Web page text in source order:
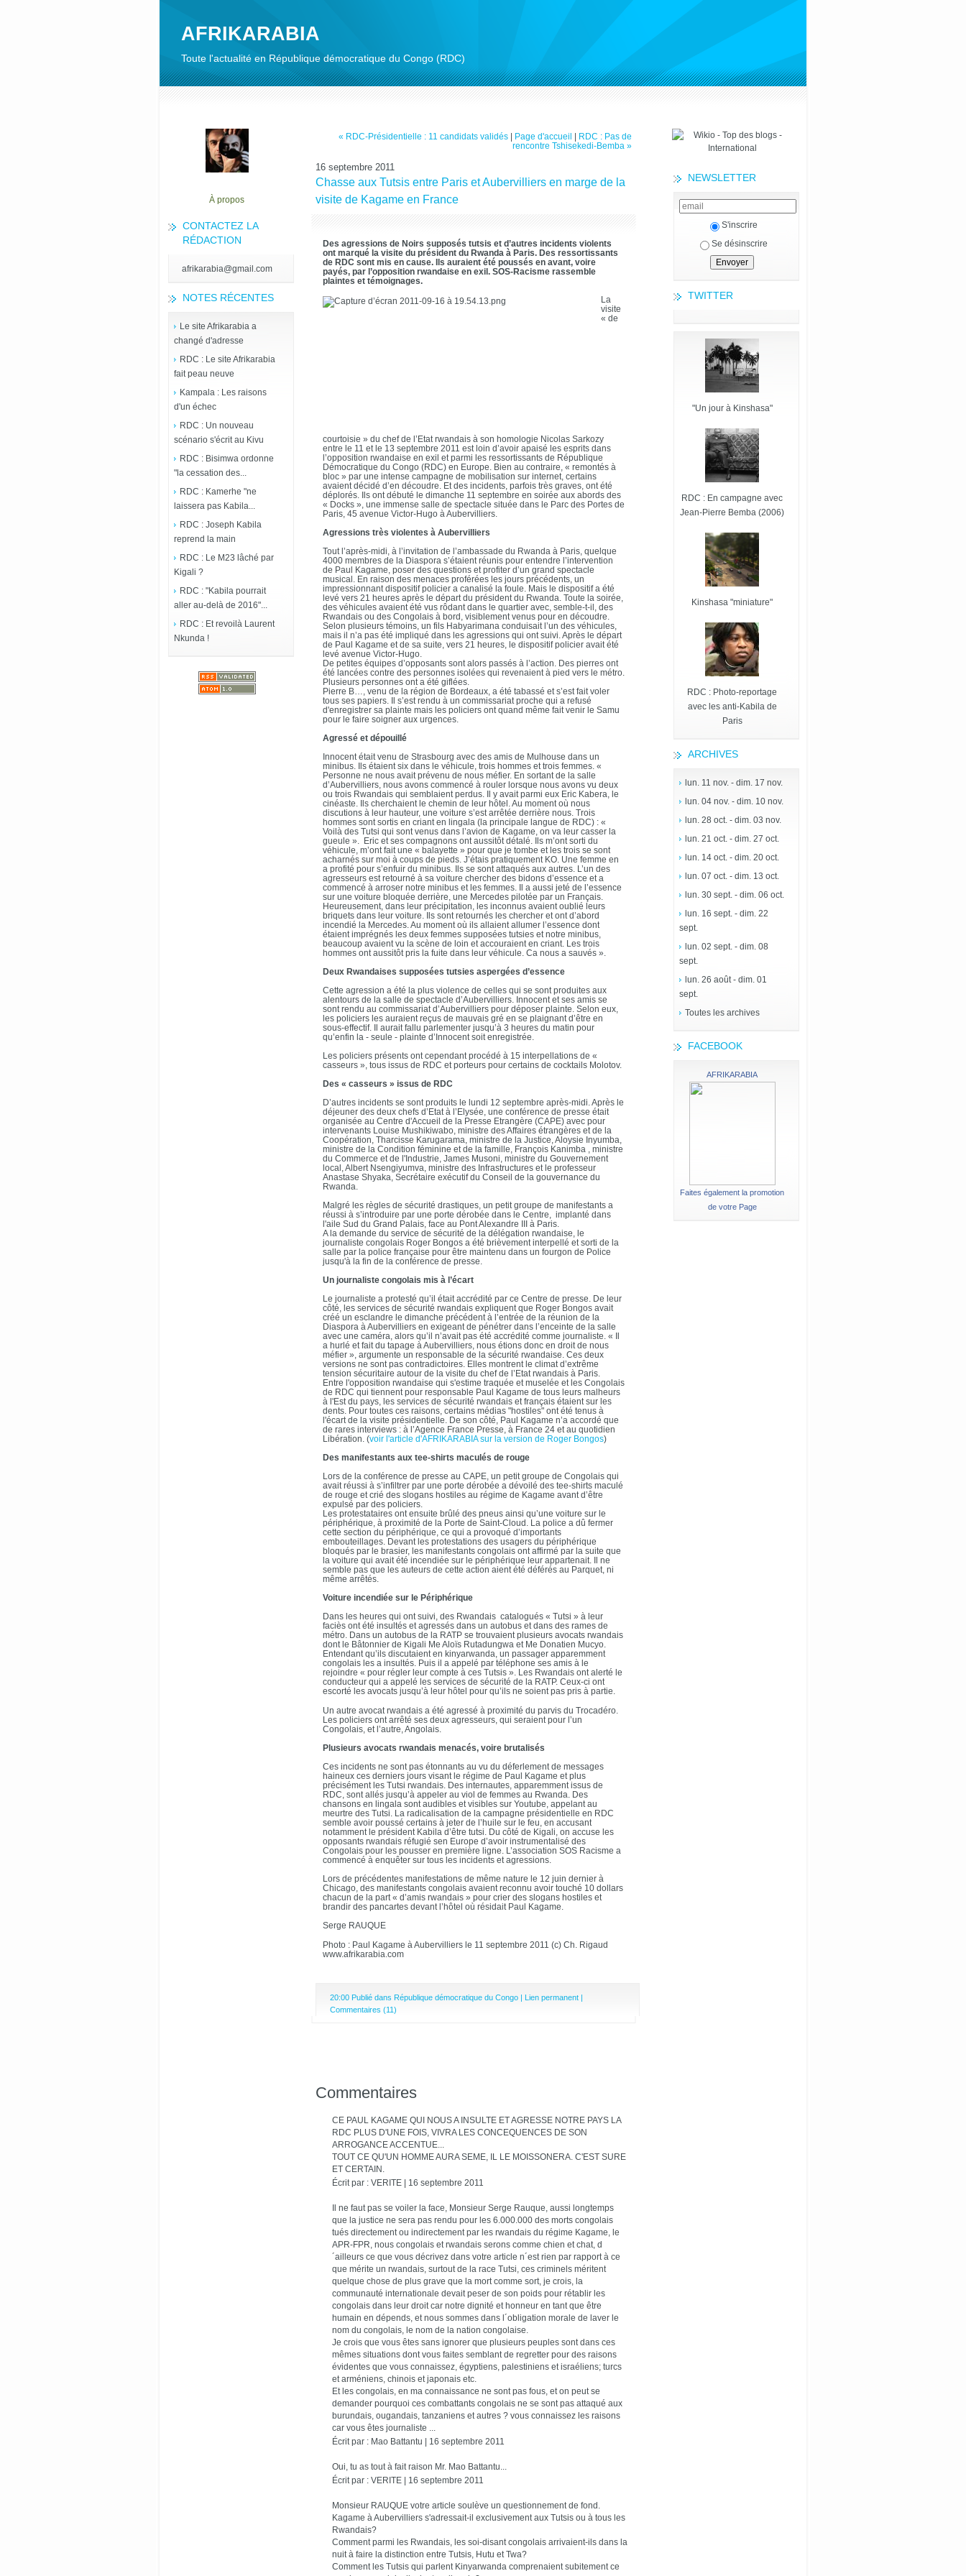
AFRIKARABIA
Toute l'actualité en République démocratique du Congo (RDC)
À propos
CONTACTEZ LA
RÉDACTION
afrikarabia@gmail.com
NOTES RÉCENTES
Le site Afrikarabia a
changé d'adresse
RDC : Le site Afrikarabia
fait peau neuve
Kampala : Les raisons
d'un échec
RDC : Un nouveau
scénario s'écrit au Kivu
RDC : Bisimwa ordonne
"la cessation des...
RDC : Kamerhe "ne
laissera pas Kabila...
RDC : Joseph Kabila
reprend la main
RDC : Le M23 lâché par
Kigali ?
RDC : "Kabila pourrait
aller au-delà de 2016"...
RDC : Et revoilà Laurent
Nkunda !
NEWSLETTER
S'inscrire
Se désinscrire
TWITTER
"Un jour à Kinshasa"
RDC : En campagne avec
Jean-Pierre Bemba (2006)
Kinshasa "miniature"
RDC : Photo-reportage
avec les anti-Kabila de
Paris
ARCHIVES
lun. 11 nov. - dim. 17 nov.
lun. 04 nov. - dim. 10 nov.
lun. 28 oct. - dim. 03 nov.
lun. 21 oct. - dim. 27 oct.
lun. 14 oct. - dim. 20 oct.
lun. 07 oct. - dim. 13 oct.
lun. 30 sept. - dim. 06 oct.
lun. 16 sept. - dim. 22
sept.
lun. 02 sept. - dim. 08
sept.
lun. 26 août - dim. 01
sept.
Toutes les archives
FACEBOOK
AFRIKARABIA
Faites également la promotion
de votre Page
« RDC-Présidentielle : 11 candidats validés | Page d'accueil | RDC : Pas de
rencontre Tshisekedi-Bemba »
16 septembre 2011
Chasse aux Tutsis entre Paris et Aubervilliers en marge de la
visite de Kagame en France
Des agressions de Noirs supposés tutsis et d’autres incidents violents
ont marqué la visite du président du Rwanda à Paris. Des ressortissants
de RDC sont mis en cause. Ils auraient été poussés en avant, voire
payés, par l’opposition rwandaise en exil. SOS-Racisme rassemble
plaintes et témoignages.
La
visite
« de
courtoisie » du chef de l’Etat rwandais à son homologie Nicolas Sarkozy
entre le 11 et le 13 septembre 2011 est loin d’avoir apaisé les esprits dans
l’opposition rwandaise en exil et parmi les ressortissants de République
Démocratique du Congo (RDC) en Europe. Bien au contraire, « remontés à
bloc » par une intense campagne de mobilisation sur internet, certains
avaient décidé d’en découdre. Et des incidents, parfois très graves, ont été
déplorés. Ils ont débuté le dimanche 11 septembre en soirée aux abords des
« Docks », une immense salle de spectacle située dans le Parc des Portes de
Paris, 45 avenue Victor-Hugo à Aubervilliers.
Agressions très violentes à Aubervilliers
Tout l’après-midi, à l’invitation de l’ambassade du Rwanda à Paris, quelque
4000 membres de la Diaspora s’étaient réunis pour entendre l’intervention
de Paul Kagame, poser des questions et profiter d’un grand spectacle
musical. En raison des menaces proférées les jours précédents, un
impressionnant dispositif policier a canalisé la foule. Mais le dispositif a été
levé vers 21 heures après le départ du président du Rwanda. Toute la soirée,
des véhicules avaient été vus rôdant dans le quartier avec, semble-t-il, des
Rwandais ou des Congolais à bord, visiblement venus pour en découdre.
Selon plusieurs témoins, un fils Habyarimana conduisait l’un des véhicules,
mais il n’a pas été impliqué dans les agressions qui ont suivi. Après le départ
de Paul Kagame et de sa suite, vers 21 heures, le dispositif policier avait été
levé avenue Victor-Hugo.
De petites équipes d’opposants sont alors passés à l’action. Des pierres ont
été lancées contre des personnes isolées qui revenaient à pied vers le métro.
Plusieurs personnes ont a été giflées.
Pierre B…, venu de la région de Bordeaux, a été tabassé et s’est fait voler
tous ses papiers. Il s’est rendu à un commissariat proche qui a refusé
d'enregistrer sa plainte mais les policiers ont quand même fait venir le Samu
pour le faire soigner aux urgences.
Agressé et dépouillé
Innocent était venu de Strasbourg avec des amis de Mulhouse dans un
minibus. Ils étaient six dans le véhicule, trois hommes et trois femmes. «
Personne ne nous avait prévenu de nous méfier. En sortant de la salle
d’Aubervilliers, nous avons commencé à rouler lorsque nous avons vu deux
ou trois Rwandais qui semblaient perdus. Il y avait parmi eux Eric Kabera, le
cinéaste. Ils cherchaient le chemin de leur hôtel. Au moment où nous
discutions à leur hauteur, une voiture s’est arrêtée derrière nous. Trois
hommes sont sortis en criant en lingala (la principale langue de RDC) : «
Voilà des Tutsi qui sont venus dans l’avion de Kagame, on va leur casser la
gueule ». Eric et ses compagnons ont aussitôt détalé. Ils m’ont sorti du
véhicule, m’ont fait une « balayette » pour que je tombe et les trois se sont
acharnés sur moi à coups de pieds. J’étais pratiquement KO. Une femme en
a profité pour s’enfuir du minibus. Ils se sont attaqués aux autres. L’un des
agresseurs est retourné à sa voiture chercher des bidons d’essence et a
commencé à arroser notre minibus et les femmes. Il a aussi jeté de l’essence
sur une voiture bloquée derrière, une Mercedes pilotée par un Français.
Heureusement, dans leur précipitation, les inconnus avaient oublié leurs
briquets dans leur voiture. Ils sont retournés les chercher et ont d’abord
incendié la Mercedes. Au moment où ils allaient allumer l’essence dont
étaient imprégnés les deux femmes supposées tutsies et notre minibus,
beaucoup avaient vu la scène de loin et accouraient en criant. Les trois
hommes ont aussitôt pris la fuite dans leur véhicule. Ca nous a sauvés ».
Deux Rwandaises supposées tutsies aspergées d’essence
Cette agression a été la plus violence de celles qui se sont produites aux
alentours de la salle de spectacle d’Aubervilliers. Innocent et ses amis se
sont rendu au commissariat d’Aubervilliers pour déposer plainte. Selon eux,
les policiers les auraient reçus de mauvais gré en se plaignant d’être en
sous-effectif. Il aurait fallu parlementer jusqu’à 3 heures du matin pour
qu’enfin la - seule - plainte d’Innocent soit enregistrée.
Les policiers présents ont cependant procédé à 15 interpellations de «
casseurs », tous issus de RDC et porteurs pour certains de cocktails Molotov.
Des « casseurs » issus de RDC
D’autres incidents se sont produits le lundi 12 septembre après-midi. Après le
déjeuner des deux chefs d’Etat à l’Elysée, une conférence de presse était
organisée au Centre d'Accueil de la Presse Etrangère (CAPE) avec pour
intervenants Louise Mushikiwabo, ministre des Affaires étrangères et de la
Coopération, Tharcisse Karugarama, ministre de la Justice, Aloysie Inyumba,
ministre de la Condition féminine et de la famille, François Kanimba , ministre
du Commerce et de l'Industrie, James Musoni, ministre du Gouvernement
local, Albert Nsengiyumva, ministre des Infrastructures et le professeur
Anastase Shyaka, Secrétaire exécutif du Conseil de la gouvernance du
Rwanda.
Malgré les règles de sécurité drastiques, un petit groupe de manifestants a
réussi à s’introduire par une porte dérobée dans le Centre, implanté dans
l'aile Sud du Grand Palais, face au Pont Alexandre III à Paris.
A la demande du service de sécurité de la délégation rwandaise, le
journaliste congolais Roger Bongos a été brièvement interpellé et sorti de la
salle par la police française pour être maintenu dans un fourgon de Police
jusqu'à la fin de la conférence de presse.
Un journaliste congolais mis à l’écart
Le journaliste a protesté qu’il était accrédité par ce Centre de presse. De leur
côté, les services de sécurité rwandais expliquent que Roger Bongos avait
créé un esclandre le dimanche précédent à l’entrée de la réunion de la
Diaspora à Aubervilliers en exigeant de pénétrer dans l’enceinte de la salle
avec une caméra, alors qu’il n’avait pas été accrédité comme journaliste. « Il
a hurlé et fait du tapage à Aubervilliers, nous étions donc en droit de nous
méfier », argumente un responsable de la sécurité rwandaise. Ces deux
versions ne sont pas contradictoires. Elles montrent le climat d’extrême
tension sécuritaire autour de la visite du chef de l’Etat rwandais à Paris.
Entre l'opposition rwandaise qui s'estime traquée et muselée et les Congolais
de RDC qui tiennent pour responsable Paul Kagame de tous leurs malheurs
à l'Est du pays, les services de sécurité rwandais et français étaient sur les
dents. Pour toutes ces raisons, certains médias "hostiles" ont été tenus à
l'écart de la visite présidentielle. De son côté, Paul Kagame n’a accordé que
de rares interviews : à l’Agence France Presse, à France 24 et au quotidien
Libération. (voir l'article d'AFRIKARABIA sur la version de Roger Bongos)
Des manifestants aux tee-shirts maculés de rouge
Lors de la conférence de presse au CAPE, un petit groupe de Congolais qui
avait réussi à s’infiltrer par une porte dérobée a dévoilé des tee-shirts maculé
de rouge et crié des slogans hostiles au régime de Kagame avant d’être
expulsé par des policiers.
Les protestataires ont ensuite brûlé des pneus ainsi qu’une voiture sur le
périphérique, à proximité de la Porte de Saint-Cloud. La police a dû fermer
cette section du périphérique, ce qui a provoqué d’importants
embouteillages. Devant les protestations des usagers du périphérique
bloqués par le brasier, les manifestants congolais ont affirmé par la suite que
la voiture qui avait été incendiée sur le périphérique leur appartenait. Il ne
semble pas que les auteurs de cette action aient été déférés au Parquet, ni
même arrêtés.
Voiture incendiée sur le Périphérique
Dans les heures qui ont suivi, des Rwandais catalogués « Tutsi » à leur
faciès ont été insultés et agressés dans un autobus et dans des rames de
métro. Dans un autobus de la RATP se trouvaient plusieurs avocats rwandais
dont le Bâtonnier de Kigali Me Aloïs Rutadungwa et Me Donatien Mucyo.
Entendant qu’ils discutaient en kinyarwanda, un passager apparemment
congolais les a insultés. Puis il a appelé par téléphone ses amis à le
rejoindre « pour régler leur compte à ces Tutsis ». Les Rwandais ont alerté le
conducteur qui a appelé les services de sécurité de la RATP. Ceux-ci ont
escorté les avocats jusqu’à leur hôtel pour qu’ils ne soient pas pris à partie.
Un autre avocat rwandais a été agressé à proximité du parvis du Trocadéro.
Les policiers ont arrêté ses deux agresseurs, qui seraient pour l’un
Congolais, et l’autre, Angolais.
Plusieurs avocats rwandais menacés, voire brutalisés
Ces incidents ne sont pas étonnants au vu du déferlement de messages
haineux ces derniers jours visant le régime de Paul Kagame et plus
précisément les Tutsi rwandais. Des internautes, apparemment issus de
RDC, sont allés jusqu’à appeler au viol de femmes au Rwanda. Des
chansons en lingala sont audibles et visibles sur Youtube, appelant au
meurtre des Tutsi. La radicalisation de la campagne présidentielle en RDC
semble avoir poussé certains à jeter de l’huile sur le feu, en accusant
notamment le président Kabila d’être tutsi. Du côté de Kigali, on accuse les
opposants rwandais réfugié sen Europe d’avoir instrumentalisé des
Congolais pour les pousser en première ligne. L’association SOS Racisme a
commencé à enquêter sur tous les incidents et agressions.
Lors de précédentes manifestations de même nature le 12 juin dernier à
Chicago, des manifestants congolais avaient reconnu avoir touché 10 dollars
chacun de la part « d’amis rwandais » pour crier des slogans hostiles et
brandir des pancartes devant l’hôtel où résidait Paul Kagame.
Serge RAUQUE
Photo : Paul Kagame à Aubervilliers le 11 septembre 2011 (c) Ch. Rigaud
www.afrikarabia.com
20:00 Publié dans République démocratique du Congo | Lien permanent |
Commentaires (11)
Commentaires
CE PAUL KAGAME QUI NOUS A INSULTE ET AGRESSE NOTRE PAYS LA
RDC PLUS D'UNE FOIS, VIVRA LES CONCEQUENCES DE SON
ARROGANCE ACCENTUE...
TOUT CE QU'UN HOMME AURA SEME, IL LE MOISSONERA. C'EST SURE
ET CERTAIN.
Écrit par : VERITE | 16 septembre 2011
Il ne faut pas se voiler la face, Monsieur Serge Rauque, aussi longtemps
que la justice ne sera pas rendu pour les 6.000.000 des morts congolais
tués directement ou indirectement par les rwandais du régime Kagame, le
APR-FPR, nous congolais et rwandais serons comme chien et chat, d
´ailleurs ce que vous décrivez dans votre article n´est rien par rapport à ce
que mérite un rwandais, surtout de la race Tutsi, ces criminels méritent
quelque chose de plus grave que la mort comme sort, je crois, la
communauté internationale devait peser de son poids pour rétablir les
congolais dans leur droit car notre dignité et honneur en tant que être
humain en dépends, et nous sommes dans l´obligation morale de laver le
nom du congolais, le nom de la nation congolaise.
Je crois que vous êtes sans ignorer que plusieurs peuples sont dans ces
mêmes situations dont vous faites semblant de regretter pour des raisons
évidentes que vous connaissez, égyptiens, palestiniens et israéliens; turcs
et arméniens, chinois et japonais etc.
Et les congolais, en ma connaissance ne sont pas fous, et on peut se
demander pourquoi ces combattants congolais ne se sont pas attaqué aux
burundais, ougandais, tanzaniens et autres ? vous connaissez les raisons
car vous êtes journaliste ...
Écrit par : Mao Battantu | 16 septembre 2011
Oui, tu as tout à fait raison Mr. Mao Battantu...
Écrit par : VERITE | 16 septembre 2011
Monsieur RAUQUE votre article soulève un questionnement de fond.
Kagame à Aubervilliers s'adressait-il exclusivement aux Tutsis ou à tous les
Rwandais?
Comment parmi les Rwandais, les soi-disant congolais arrivaient-ils dans la
nuit à faire la distinction entre Tutsis, Hutu et Twa?
Comment les Tutsis qui parlent Kinyarwanda comprenaient subitement ce